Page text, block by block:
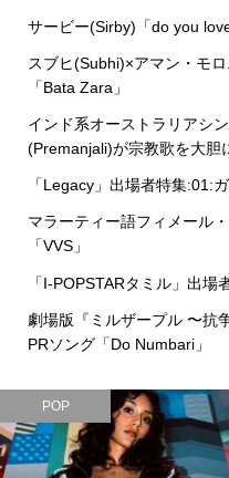
サービー(Sirby)「do you
スブヒ(Subhi)×アマン・モ
「Bata Zara」
インド系オーストラリアシ
(Premanjali)が宗教歌を大胆
「Legacy」出場者特集:01:
マラーティー語フィメール
「VVS」
「I-POPSTARタミル」出
劇場版『ミルザープル 〜抗
PRソング「Do Numbari」
POP